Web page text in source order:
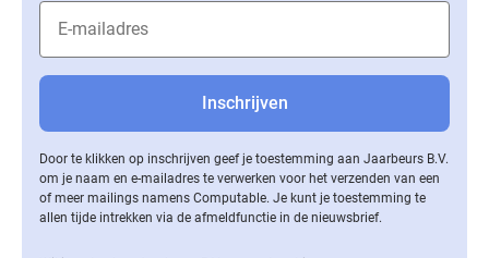
Door te klikken op inschrijven geef je toestemming aan Jaarbeurs B.V.
om je naam en e-mailadres te verwerken voor het verzenden van een
of meer mailings namens Computable. Je kunt je toestemming te
allen tijde intrekken via de af­meld­func­tie in de nieuwsbrief.